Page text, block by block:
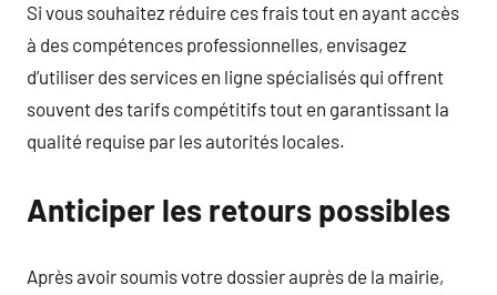
Si vous souhaitez réduire ces frais tout en ayant accès
à des compétences professionnelles, envisagez
d’utiliser des services en ligne spécialisés qui offrent
souvent des tarifs compétitifs tout en garantissant la
qualité requise par les autorités locales.
Anticiper les retours possibles
Après avoir soumis votre dossier auprès de la mairie,